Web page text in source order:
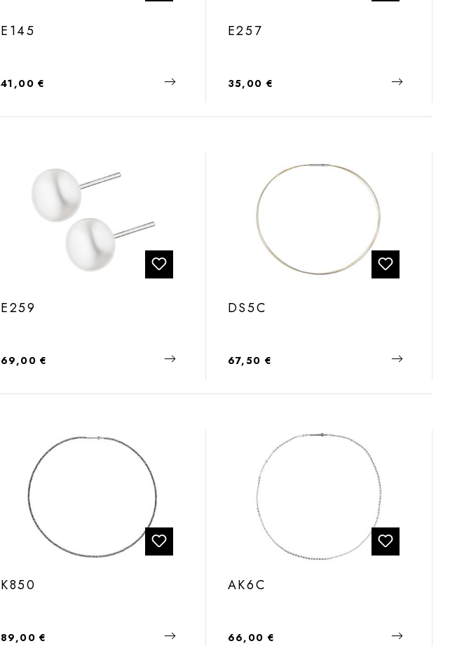
E145
Regulärer Preis:
41,00 €
E257
Regulärer Preis:
35,00 €
E259
Regulärer Preis:
69,00 €
DS5C
Regulärer Preis:
67,50 €
K850
Regulärer Preis:
89,00 €
AK6C
Regulärer Preis:
66,00 €